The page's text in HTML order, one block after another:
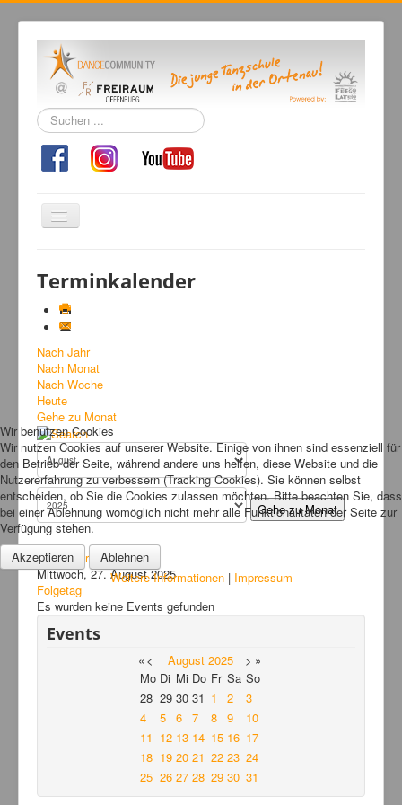
Suchen
...
Navigation
an/aus
Tanzschule
Kursangebot
Events
Fuegolatino
Bilder
News
Links
FAQ
Hansefit
Kontakt
Terminkalender
Nach Jahr
Nach Monat
Nach Woche
Heute
Gehe zu Monat
Gehe zu Monat
Vorheriger Tag
Mittwoch, 27. August 2025
Folgetag
Es wurden keine Events gefunden
Events
« < August 2025 > »
Mo Di Mi Do Fr Sa So
28 29 30 31 1 2
3
4
5 6 7 8 9
10
11 12 13 14 15 16 17
18 19 20 21 22 23 24
25 26 27 28 29 30 31
Wir benutzen Cookies
Wir nutzen Cookies auf unserer Website. Einige von ihnen sind essenziell für
den Betrieb der Seite, während andere uns helfen, diese Website und die
Nutzererfahrung zu verbessern (Tracking Cookies). Sie können selbst
entscheiden, ob Sie die Cookies zulassen möchten. Bitte beachten Sie, dass
bei einer Ablehnung womöglich nicht mehr alle Funktionalitäten der Seite zur
Verfügung stehen.
Akzeptieren
Ablehnen
Weitere Informationen| Impressum